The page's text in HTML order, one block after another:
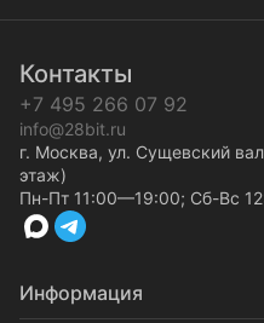
Контакты
+7 495 266 07 92
info@28bit.ru
г. Москва, ул. Сущевский
этаж)
Пн-Пт 11:00—19:00; Сб-Вс
Информация